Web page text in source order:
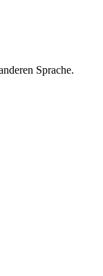
Sprache.